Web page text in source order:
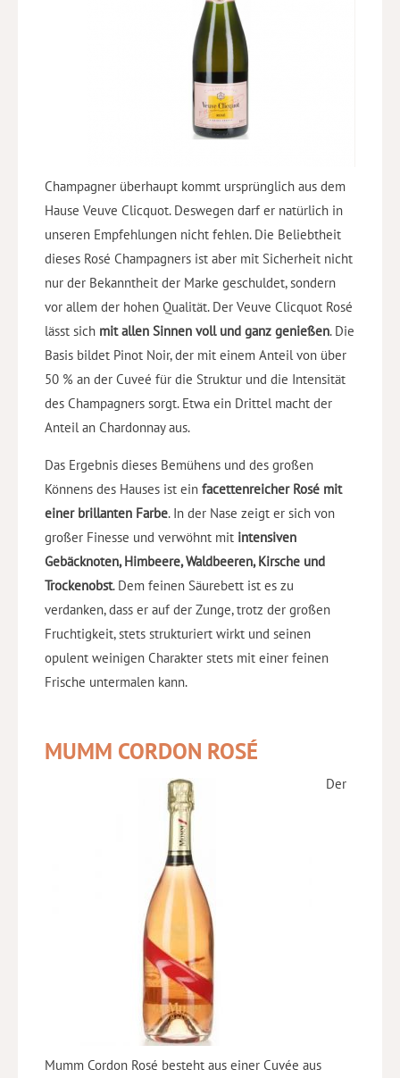
Champagner überhaupt kommt ursprünglich aus dem
Hause Veuve Clicquot. Deswegen darf er natürlich in
unseren Empfehlungen nicht fehlen. Die Beliebtheit
dieses Rosé Champagners ist aber mit Sicherheit nicht
nur der Bekanntheit der Marke geschuldet, sondern
vor allem der hohen Qualität. Der Veuve Clicquot Rosé
lässt sich mit allen Sinnen voll und ganz genießen. Die
Basis bildet Pinot Noir, der mit einem Anteil von über
50 % an der Cuveé für die Struktur und die Intensität
des Champagners sorgt. Etwa ein Drittel macht der
Anteil an Chardonnay aus.
Das Ergebnis dieses Bemühens und des großen
Könnens des Hauses ist ein facettenreicher Rosé mit
einer brillanten Farbe. In der Nase zeigt er sich von
großer Finesse und verwöhnt mit intensiven
Gebäcknoten, Himbeere, Waldbeeren, Kirsche und
Trockenobst. Dem feinen Säurebett ist es zu
verdanken, dass er auf der Zunge, trotz der großen
Fruchtigkeit, stets strukturiert wirkt und seinen
opulent weinigen Charakter stets mit einer feinen
Frische untermalen kann.
MUMM CORDON ROSÉ
Der
Mumm Cordon Rosé besteht aus einer Cuvée aus